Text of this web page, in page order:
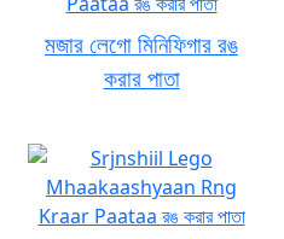
মজার লেগো মিনিফিগার রঙ
করার পাতা